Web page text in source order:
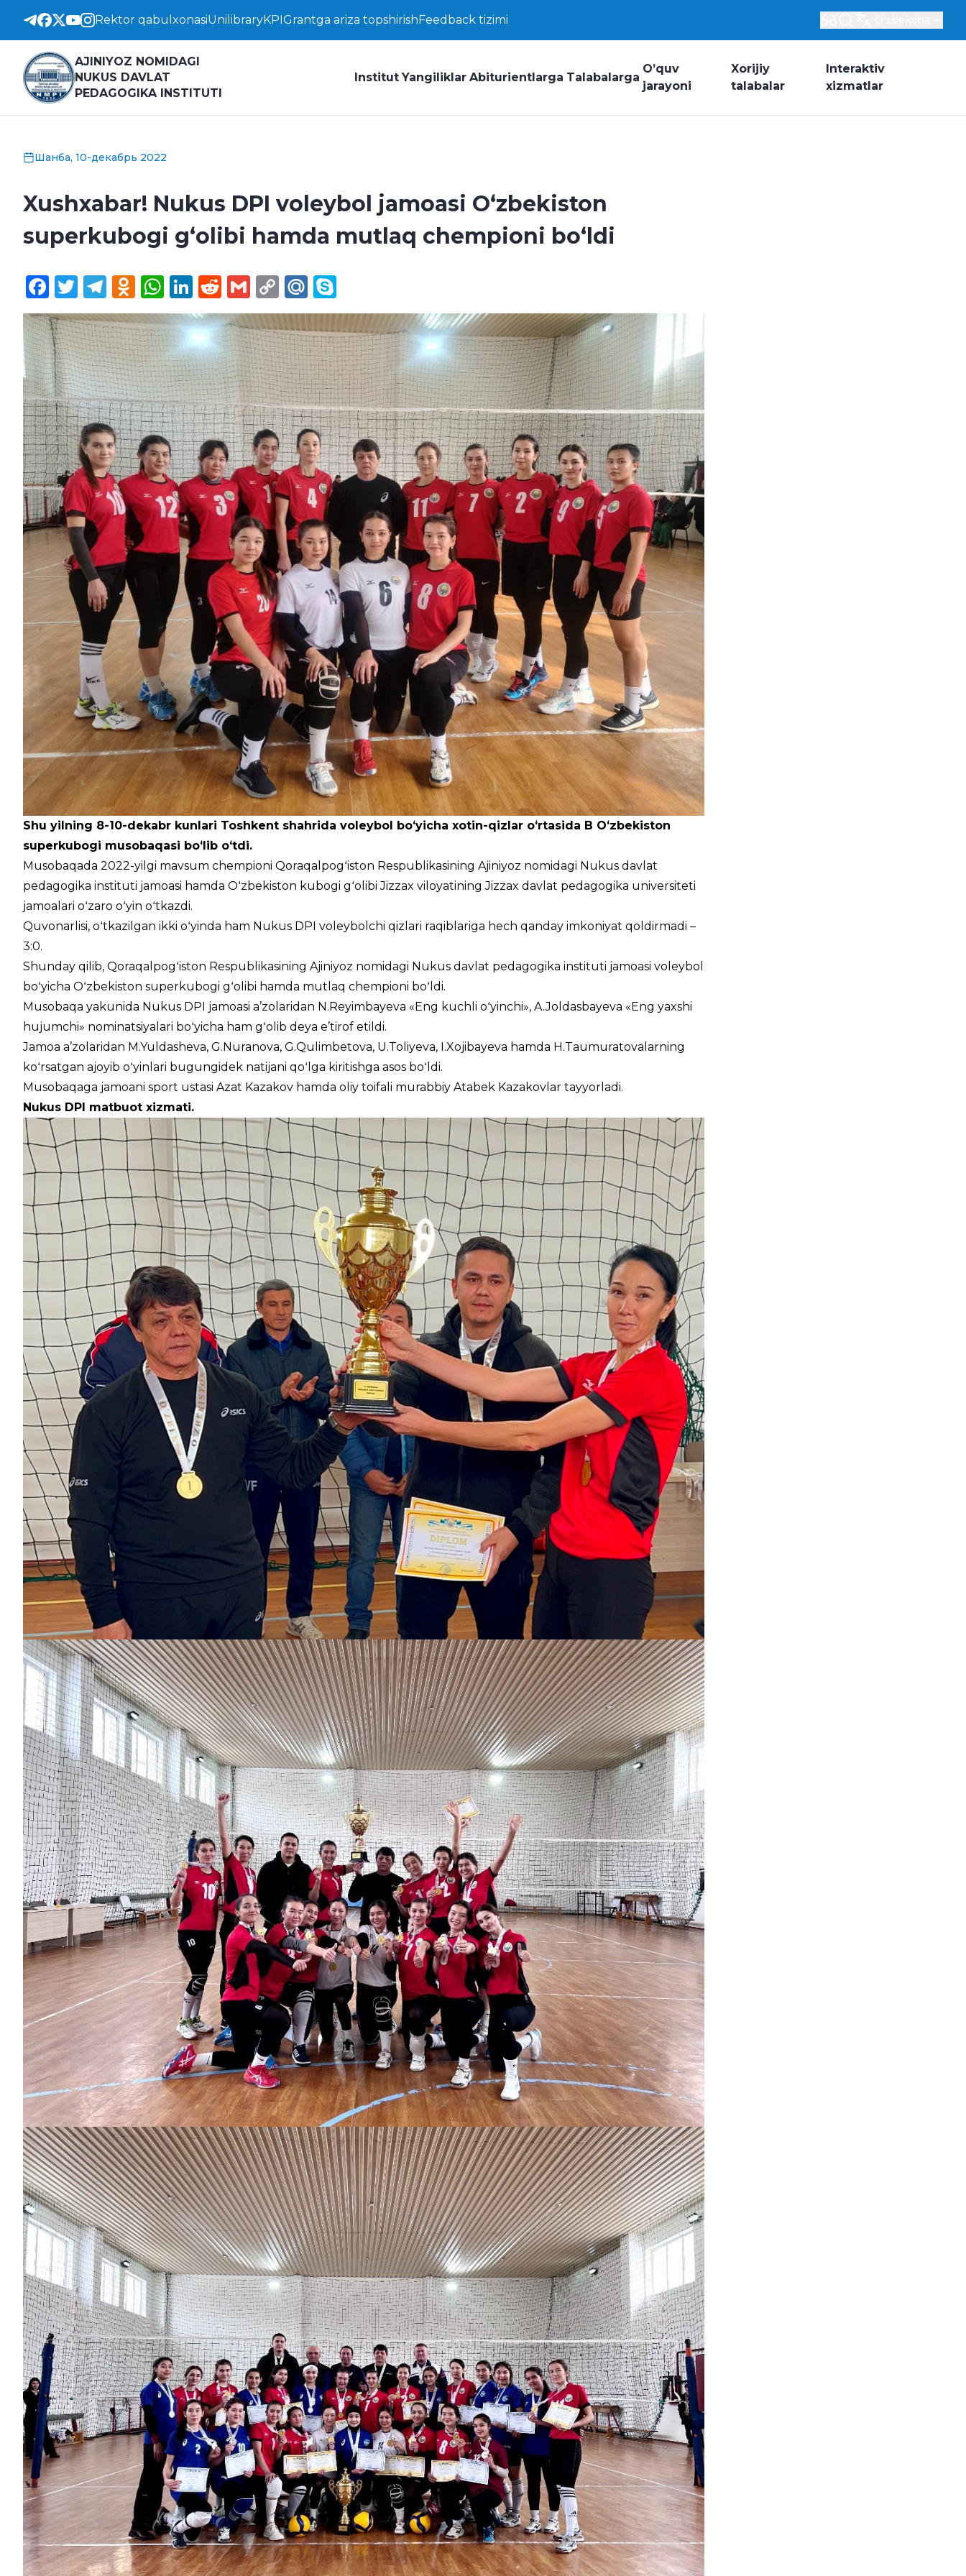
Rektor qabulxonasiUnilibraryKPIGrantga ariza topshirishFeedback tizimi
AJINIYOZ NOMIDAGI
NUKUS DAVLAT
PEDAGOGIKA INSTITUTI
Institut Yangiliklar Abiturientlarga Talabalarga
O’quv
jarayoni
Xorijiy
talabalar
Interaktiv
xizmatlar
Шанба, 10-декабрь 2022
Xushxabar! Nukus DPI voleybol jamoasi Oʻzbekiston
superkubogi gʻolibi hamda mutlaq chempioni boʻldi
Facebook
Twitter
Telegram
Odnoklassniki
WhatsApp
LinkedIn
Reddit
Gmail
Copy
Link
Mail.Ru
Shu yilning 8-10-dekabr kunlari Toshkent shahrida voleybol boʻyicha xotin-qizlar oʻrtasida В Oʻzbekiston
superkubogi musobaqasi boʻlib oʻtdi.
Musobaqada 2022-yilgi mavsum chempioni Qoraqalpogʻiston Respublikasining Ajiniyoz nomidagi Nukus davlat
pedagogika instituti jamoasi hamda Oʻzbekiston kubogi gʻolibi Jizzax viloyatining Jizzax davlat pedagogika universiteti
jamoalari oʻzaro oʻyin oʻtkazdi.
Quvonarlisi, oʻtkazilgan ikki oʻyinda ham Nukus DPI voleybolchi qizlari raqiblariga hech qanday imkoniyat qoldirmadi –
3:0.
Shunday qilib, Qoraqalpogʻiston Respublikasining Ajiniyoz nomidagi Nukus davlat pedagogika instituti jamoasi voleybol
boʻyicha Oʻzbekiston superkubogi gʻolibi hamda mutlaq chempioni boʻldi.
Musobaqa yakunida Nukus DPI jamoasi a’zolaridan N.Reyimbayeva «Eng kuchli oʻyinchi», A.Joldasbayeva «Eng yaxshi
hujumchi» nominatsiyalari boʻyicha ham gʻolib deya e’tirof etildi.
Jamoa a’zolaridan M.Yuldasheva, G.Nuranova, G.Qulimbetova, U.Toliyeva, I.Xojibayeva hamda H.Taumuratovalarning
koʻrsatgan ajoyib oʻyinlari bugungidek natijani qoʻlga kiritishga asos boʻldi.
Musobaqaga jamoani sport ustasi Azat Kazakov hamda oliy toifali murabbiy Atabek Kazakovlar tayyorladi.
Nukus DPI matbuot xizmati.